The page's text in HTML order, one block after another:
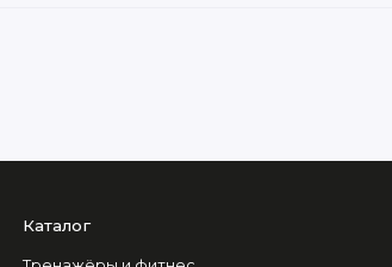
Каталог